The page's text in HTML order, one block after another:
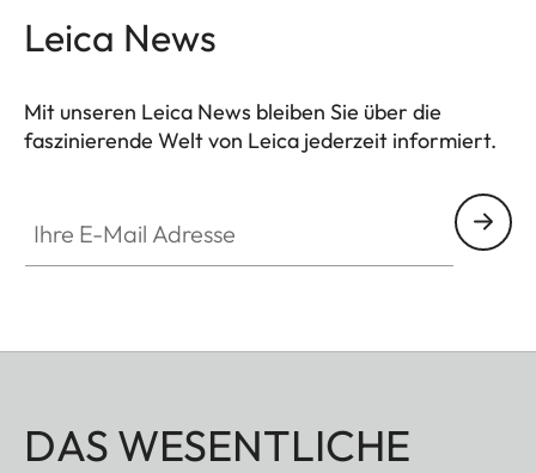
Leica News
Mit unseren Leica News bleiben Sie über die
faszinierende Welt von Leica jederzeit informiert.
DAS WESENTLICHE